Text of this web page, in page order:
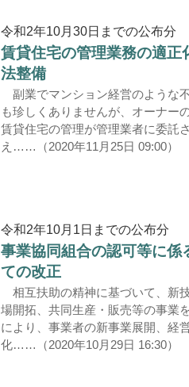
令和2年10月30日までの公布分
賃貸住宅の管理業務の適正
法整備
副業でマンション経営のような
も珍しくありませんが、オーナー
賃貸住宅の管理が管理業者に委託
え……（2020年11月25日 09:00）
令和2年10月1日までの公布分
事業協同組合の認可等に係
ての改正
相互扶助の精神に基づいて、新
場開拓、共同生産・販売等の事業
により、事業者の新事業展開、経
化……（2020年10月29日 16:30）